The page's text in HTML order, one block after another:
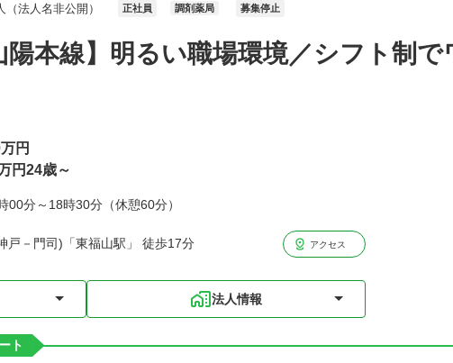
法人名非公開） 正社員 調剤薬局 募集停止
陽本線】明るい職場環境／シフト制
円
円24歳～
00分～18時30分（休憩60分）
戸－門司)「東福山駅」 徒歩17分 アクセス
法人情報
ト